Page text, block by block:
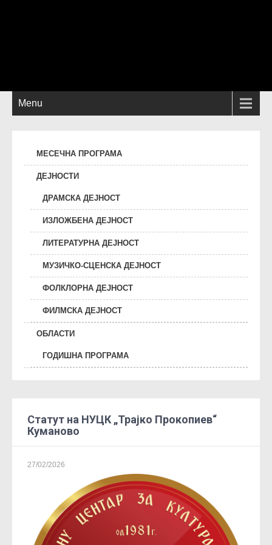
Menu
МЕСЕЧНА ПРОГРАМА
ДЕЈНОСТИ
ДРАМСКА ДЕЈНОСТ
ИЗЛОЖБЕНА ДЕЈНОСТ
ЛИТЕРАТУРНА ДЕЈНОСТ
МУЗИЧКО-СЦЕНСКА ДЕЈНОСТ
ФОЛКЛОРНА ДЕЈНОСТ
ФИЛМСКА ДЕЈНОСТ
ОБЛАСТИ
ГОДИШНА ПРОГРАМА
Статут на НУЦК „Трајко Прокопиев“
Куманово
27/02/2026